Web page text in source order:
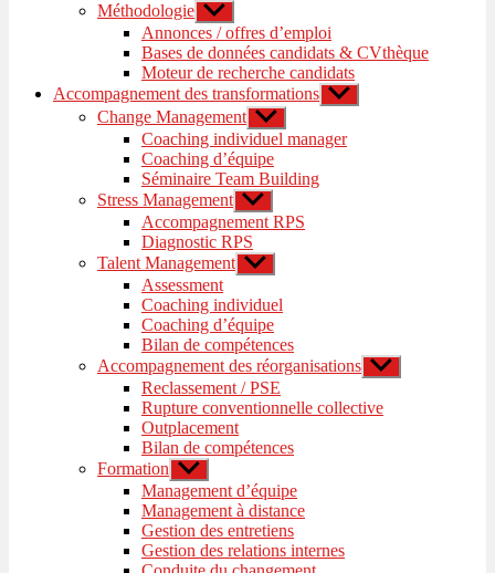
Méthodologie Afficher
le
sous-
menu
Annonces / offres d’emploi
Bases de données candidats & CVthèque
Moteur de recherche candidats
Accompagnement des transformations Afficher
le
menu
Change Management Afficher
le
sous-
menu
Coaching individuel manager
Coaching d’équipe
Séminaire Team Building
Stress Management Afficher
le
sous-
menu
Accompagnement RPS
Diagnostic RPS
Talent Management Afficher
le
sous-
menu
Assessment
Coaching individuel
Coaching d’équipe
Bilan de compétences
Accompagnement des réorganisations Afficher
le
menu
Reclassement / PSE
Rupture conventionnelle collective
Outplacement
Bilan de compétences
Formation Afficher
le
sous-
menu
Management d’équipe
Management à distance
Gestion des entretiens
Gestion des relations internes